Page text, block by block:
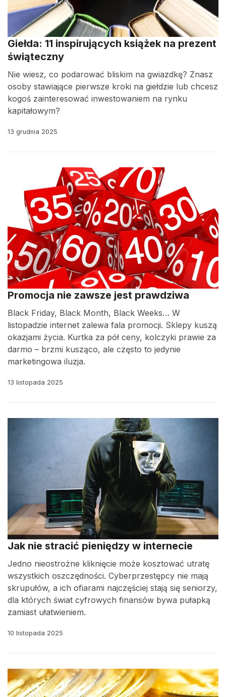
Giełda: 11 inspirujących książek na prezent
świąteczny
Nie wiesz, co podarować bliskim na gwiazdkę? Znasz
osoby stawiające pierwsze kroki na giełdzie lub chcesz
kogoś zainteresować inwestowaniem na rynku
kapitałowym?
13 grudnia 2025
Promocja nie zawsze jest prawdziwa
Black Friday, Black Month, Black Weeks… W
listopadzie internet zalewa fala promocji. Sklepy kuszą
okazjami życia. Kurtka za pół ceny, kolczyki prawie za
darmo – brzmi kusząco, ale często to jedynie
marketingowa iluzja.
13 listopada 2025
Jak nie stracić pieniędzy w internecie
Jedno nieostrożne kliknięcie może kosztować utratę
wszystkich oszczędności. Cyberprzestępcy nie mają
skrupułów, a ich ofiarami najczęściej stają się seniorzy,
dla których świat cyfrowych finansów bywa pułapką
zamiast ułatwieniem.
10 listopada 2025